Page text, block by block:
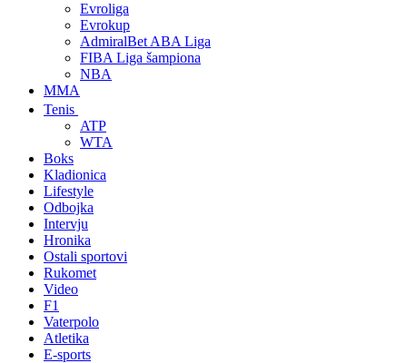
Evroliga
Evrokup
AdmiralBet ABA Liga
FIBA Liga šampiona
NBA
MMA
Tenis
ATP
WTA
Boks
Kladionica
Lifestyle
Odbojka
Intervju
Hronika
Ostali sportovi
Rukomet
Video
F1
Vaterpolo
Atletika
E-sports